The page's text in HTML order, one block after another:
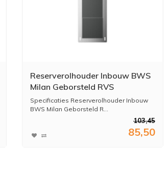
Reserverolhouder Inbouw BWS
Milan Geborsteld RVS
Specificaties Reserverolhouder Inbouw
BWS Milan Geborsteld R...
103,45
85,50